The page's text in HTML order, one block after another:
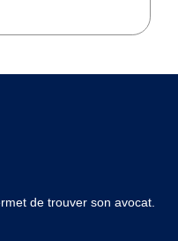
de trouver son avocat.